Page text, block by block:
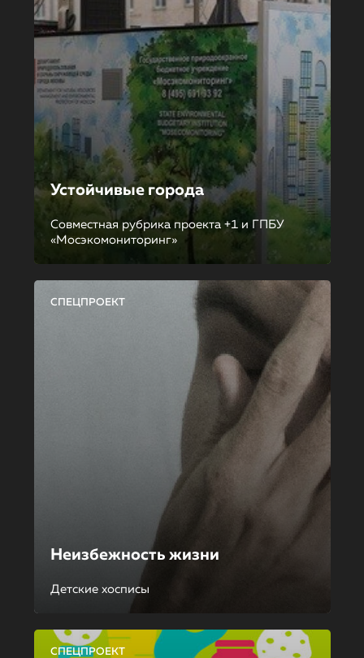
Устойчивые города
Совместная рубрика проекта +1 и ГПБУ
«Мосэкомониторинг»
СПЕЦПРОЕКТ
Неизбежность жизни
Детские хосписы
СПЕЦПРОЕКТ